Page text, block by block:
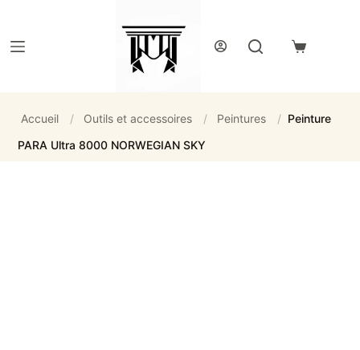
Panier
Accueil / Outils et accessoires / Peintures / Peinture
PARA Ultra 8000 NORWEGIAN SKY